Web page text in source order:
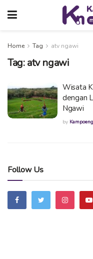
Home Tag atv ngawi
Tag:atv ngawi
Wisata
dengan
Ngawi
by
Follow Us